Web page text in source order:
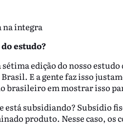
íntegra
estudo?
edição do nosso
E a gente faz isso
brasileiro em mostrar isso
está subsidiando? Subsídio
produto. Nesse caso,